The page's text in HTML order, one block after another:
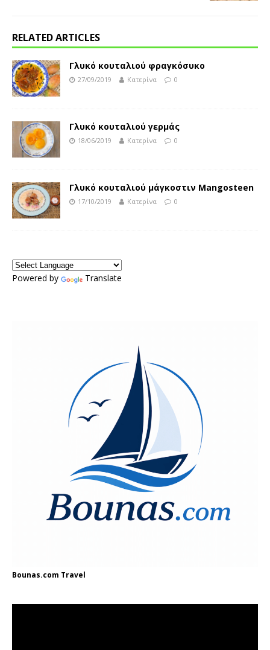
RELATED ARTICLES
Γλυκό κουταλιού φραγκόσυκο
27/09/2019 Κατερίνα 0
Γλυκό κουταλιού γερμάς
18/06/2019 Κατερίνα 0
Γλυκό κουταλιού μάγκοστιν Mangosteen
17/10/2019 Κατερίνα 0
Powered by Translate
Bounas.com Travel